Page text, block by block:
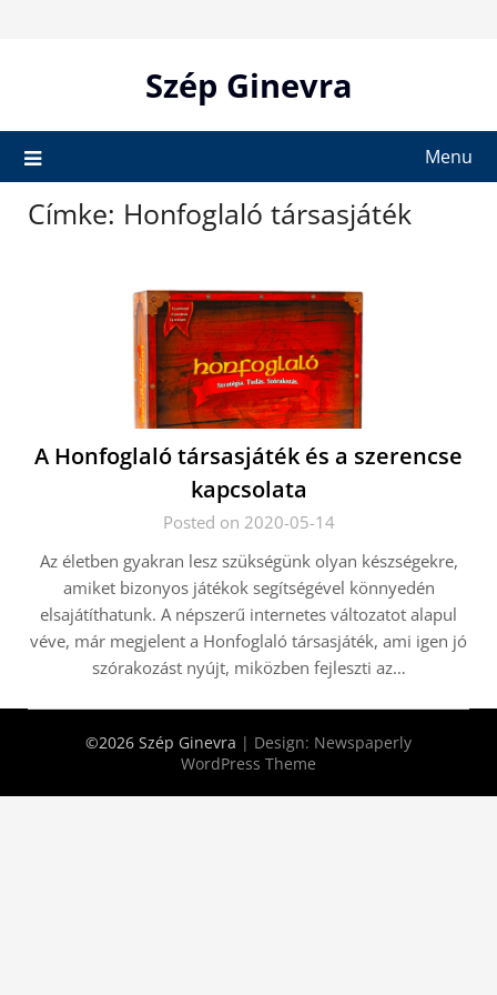
Szép Ginevra
Menu
Címke: Honfoglaló társasjáték
A Honfoglaló társasjáték és a szerencse
kapcsolata
Posted on 2020-05-14
Az életben gyakran lesz szükségünk olyan készségekre,
amiket bizonyos játékok segítségével könnyedén
elsajátíthatunk. A népszerű internetes változatot alapul
véve, már megjelent a Honfoglaló társasjáték, ami igen jó
szórakozást nyújt, miközben fejleszti az…
©2026 Szép Ginevra | Design: Newspaperly
WordPress Theme